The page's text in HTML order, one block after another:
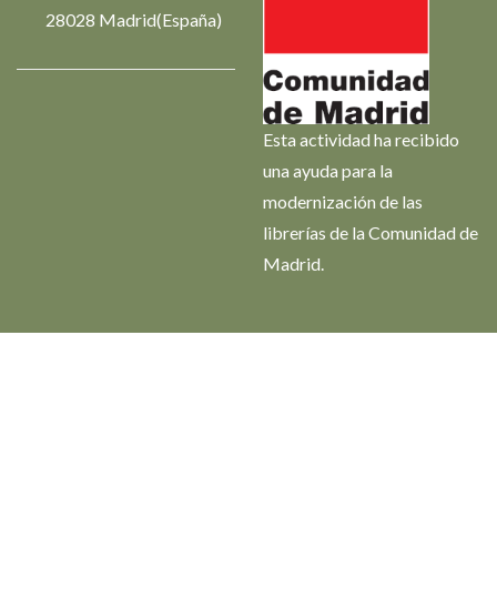
28028 Madrid(España)
Esta actividad ha recibido
una ayuda para la
modernización de las
librerías de la Comunidad de
Madrid.